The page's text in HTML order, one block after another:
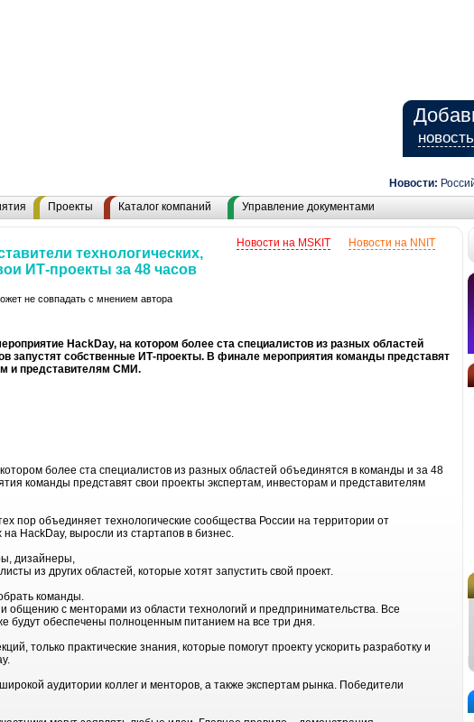
новость
Новости:
Проекты Каталог компаний Управление документами
Новости на NNIT
Новости на MSKIT
технологических,
ИТ-проекты за 48 часов
не совпадать с мнением автора
HackDay, на котором более ста специалистов из разных областей
запустят собственные ИТ-проекты. В финале мероприятия команды представят
и представителям СМИ.
более ста специалистов из разных областей объединятся в команды и за 48
команды представят свои проекты экспертам, инвесторам и представителям
пор объединяет технологические сообщества России на территории от
HackDay, выросли из стартапов в бизнес.
дизайнеры,
из других областей, которые хотят запустить свой проект.
команды.
общению с менторами из области технологий и предпринимательства. Все
будут обеспечены полноценным питанием на все три дня.
только практические знания, которые помогут проекту ускорить разработку и
аудитории коллег и менторов, а также экспертам рынка. Победители